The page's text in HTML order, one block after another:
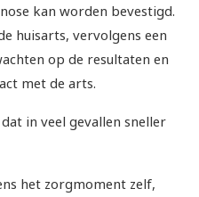
kan worden bevestigd.
huisarts, vervolgens een
op de resultaten en
met de arts.
in veel gevallen sneller
het zorgmoment zelf,